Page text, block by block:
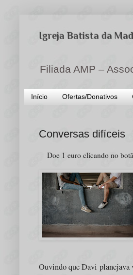
Igreja Batista da
Filiada AMP –
Início Ofertas/Donativos
Conversas difíceis
Doe 1 euro clicando no
Ouvindo que Davi planejava